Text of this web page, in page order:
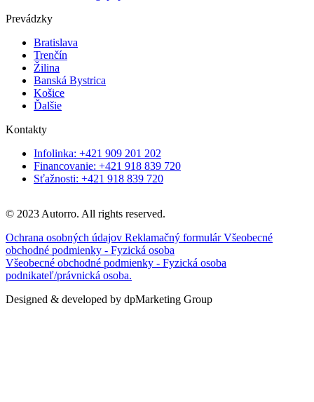
Prevádzky
Bratislava
Trenčín
Žilina
Banská Bystrica
Košice
Ďalšie
Kontakty
Infolinka: +421 909 201 202
Financovanie: +421 918 839 720
Sťažnosti: +421 918 839 720
© 2023 Autorro. All rights reserved.
Ochrana osobných údajov Reklamačný formulárVšeobecné
obchodné podmienky - Fyzická osoba
Všeobecné obchodné podmienky - Fyzická osoba
podnikateľ/právnická osoba.
Designed & developed by dpMarketing Group